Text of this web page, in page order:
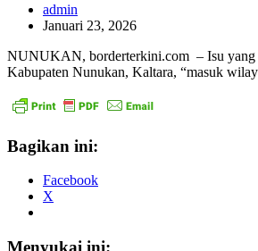
admin
Januari 23, 2026
NUNUKAN, borderterkini.com – Isu yang
Kabupaten Nunukan, Kaltara, “masuk
Bagikan ini:
Facebook
X
Menyukai ini: